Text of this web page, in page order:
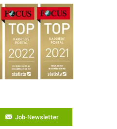
Job-Newsletter